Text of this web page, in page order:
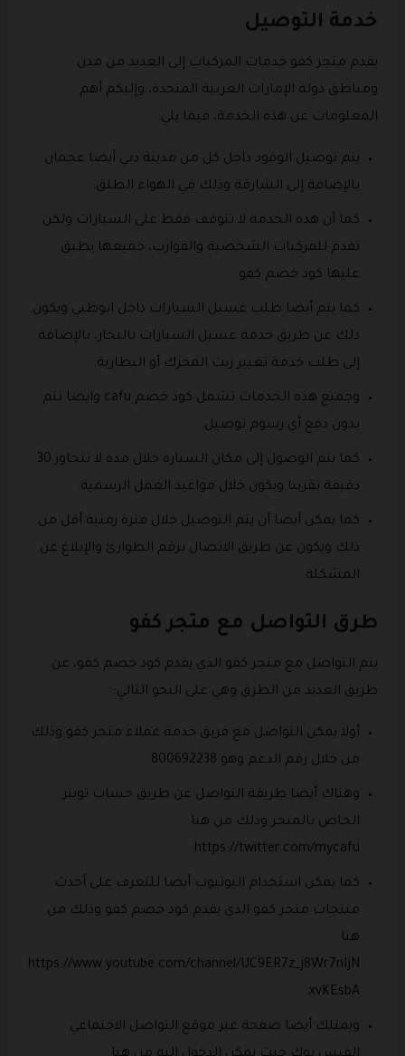
خدمة التوصيل
يقدم متجر كفو خدمات المركبات إلى العديد من مدن
ومناطق دولة الإمارات العربية المتحدة، وإليكم أهم
المعلومات عن هذه الخدمة، فيما يلي:
يتم توصيل الوقود داخل كل من مدينة دبي أيضا عجمان
بالإضافة إلى الشارقة وذلك في الهواء الطلق.
كما أن هذه الخدمة لا تتوقف فقط على السيارات ولكن
تقدم للمركبات الشخصية والقوارب، جميعها يطبق
عليها كود خصم كفو.
كما يتم أيضا طلب غسيل السيارات داخل ابوظبي ويكون
ذلك عن طريق خدمة غسيل السيارات بالبخار، بالإضافة
إلى طلب خدمة تغيير زيت المحرك أو البطارية.
وجميع هذه الخدمات تشمل كود خصم cafu وايضا تتم
بدون دفع أي رسوم توصيل.
كما يتم الوصول إلى مكان السيارة خلال مدة لا تتجاوز 30
دقيقة تقريبا ويكون خلال مواعيد العمل الرسمية.
كما يمكن أيضا أن يتم التوصيل خلال فترة زمنية أقل من
ذلك ويكون عن طريق الاتصال برقم الطوارئ والإبلاغ عن
المشكلة.
طرق التواصل مع متجر كفو
يتم التواصل مع متجر كفو الذي يقدم كود خصم كفو، عن
طريق العديد من الطرق وهي على النحو التالي:
أولا يمكن التواصل مع فريق خدمة عملاء متجر كفو وذلك
من خلال رقم الدعم وهو 800692238.
وهناك أيضا طريقة التواصل عن طريق حساب تويتر
الخاص بالمتجر وذلك من هنا
https://twitter.com/mycafu.
كما يمكن استخدام اليوتيوب أيضا للتعرف على أحدث
منتجات متجر كفو الذي يقدم كود خصم كفو وذلك من
هنا
https://www.youtube.com/channel/UC9ER7z_j8Wr7nIjN
xvKEsbA.
ويمتلك أيضا صفحة عبر موقع التواصل الاجتماعي